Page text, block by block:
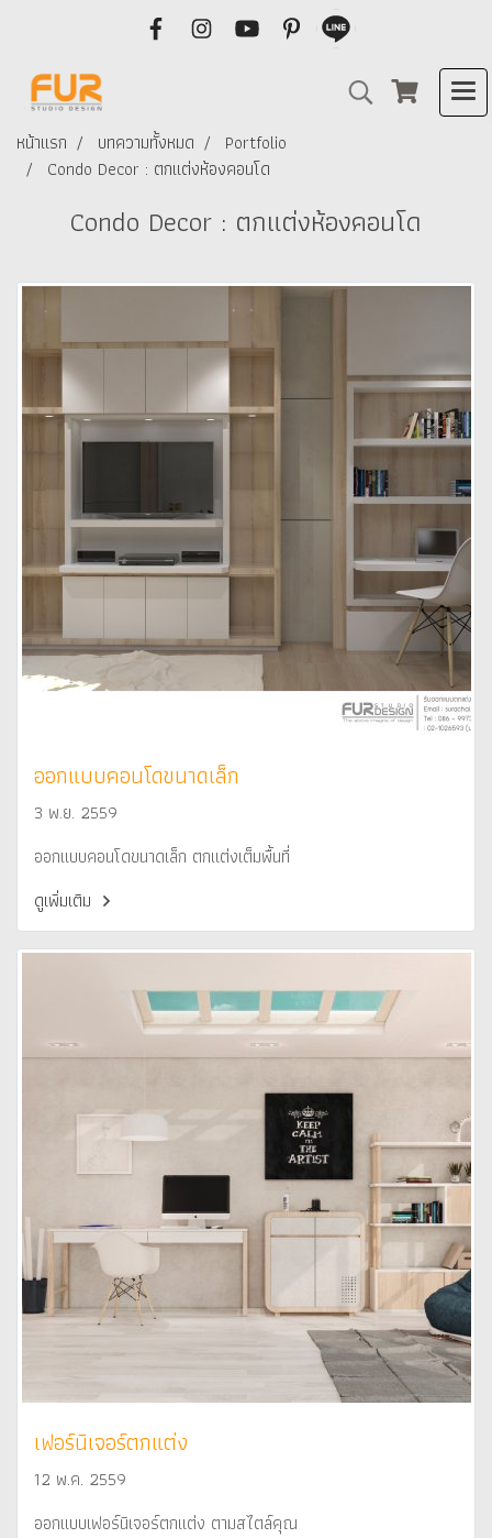
หน้าแรก บทความทั้งหมด
Portfolio
Condo Decor : ตกแต่งห้องคอนโด
Condo Decor : ตกแต่งห้องคอนโด
ออกแบบคอนโดขนาดเล็ก
3 พ.ย. 2559
ออกแบบคอนโดขนาดเล็ก ตกแต่งเต็มพื้นที่
ดูเพิ่มเติม
เฟอร์นิเจอร์ตกแต่ง
12 พ.ค. 2559
ออกแบบเฟอร์นิเจอร์ตกแต่ง ตามสไตล์คุณ